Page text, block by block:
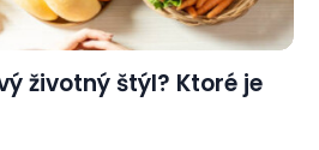
životný štýl? Ktoré je